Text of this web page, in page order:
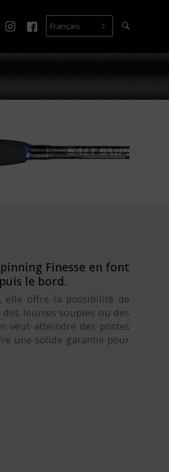
Finesse en font
le bord.
elle offre la possibilité de
leurres souples ou des
veut atteindre des postes
une solide garantie pour